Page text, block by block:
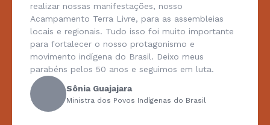
realizar nossas manifestações, nosso
Acampamento Terra Livre, para as assembleias
locais e regionais. Tudo isso foi muito importante
para fortalecer o nosso protagonismo e
movimento indígena do Brasil. Deixo meus
parabéns pelos 50 anos e seguimos em luta.
Sônia Guajajara
Ministra dos Povos Indígenas do Brasil